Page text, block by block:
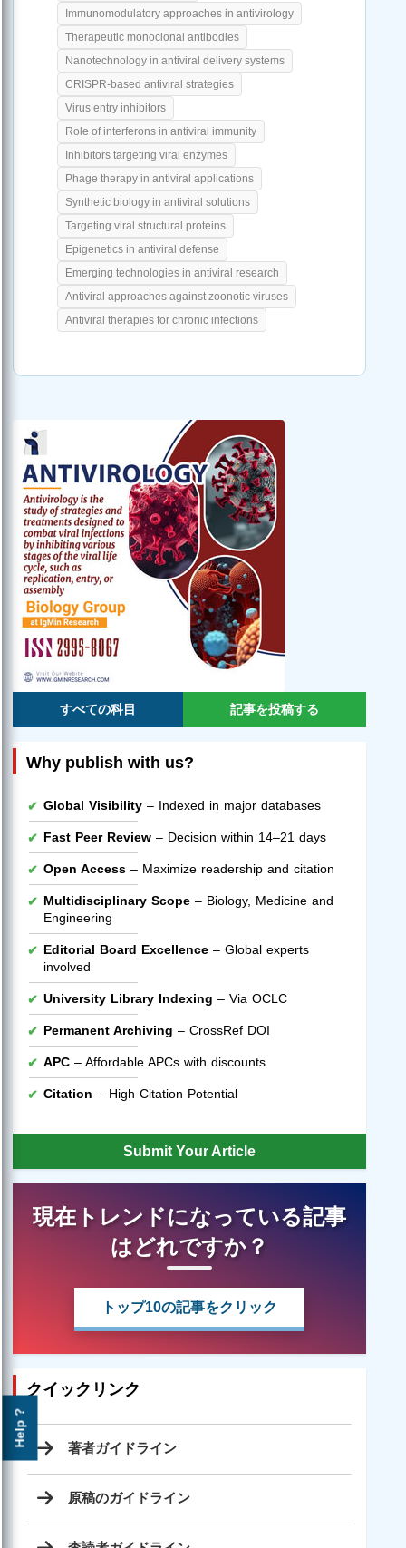
Help ?
Immunomodulatory approaches in antivirology
Therapeutic monoclonal antibodies
Nanotechnology in antiviral delivery systems
CRISPR-based antiviral strategies
Virus entry inhibitors
Role of interferons in antiviral immunity
Inhibitors targeting viral enzymes
Phage therapy in antiviral applications
Synthetic biology in antiviral solutions
Targeting viral structural proteins
Epigenetics in antiviral defense
Emerging technologies in antiviral research
Antiviral approaches against zoonotic viruses
Antiviral therapies for chronic infections
すべての科目 記事を投稿する
Why publish with us?
Global Visibility – Indexed in major databases
Fast Peer Review – Decision within 14–21 days
Open Access – Maximize readership and citation
Multidisciplinary Scope – Biology, Medicine and
Engineering
Editorial Board Excellence – Global experts
involved
University Library Indexing – Via OCLC
Permanent Archiving – CrossRef DOI
APC – Affordable APCs with discounts
Citation – High Citation Potential
Submit Your Article
現在トレンドになっている記事
はどれですか？
トップ10の記事をクリック
クイックリンク
著者ガイドライン
原稿のガイドライン